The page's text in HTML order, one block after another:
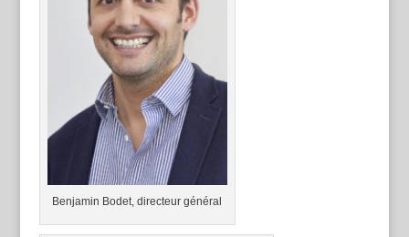
Benjamin Bodet, directeur général